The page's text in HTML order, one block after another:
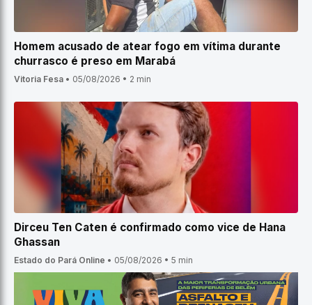
Homem acusado de atear fogo em vítima durante
churrasco é preso em Marabá
Vitoria Fesa • 05/08/2026 • 2 min
Dirceu Ten Caten é confirmado como vice de Hana
Ghassan
Estado do Pará Online • 05/08/2026 • 5 min